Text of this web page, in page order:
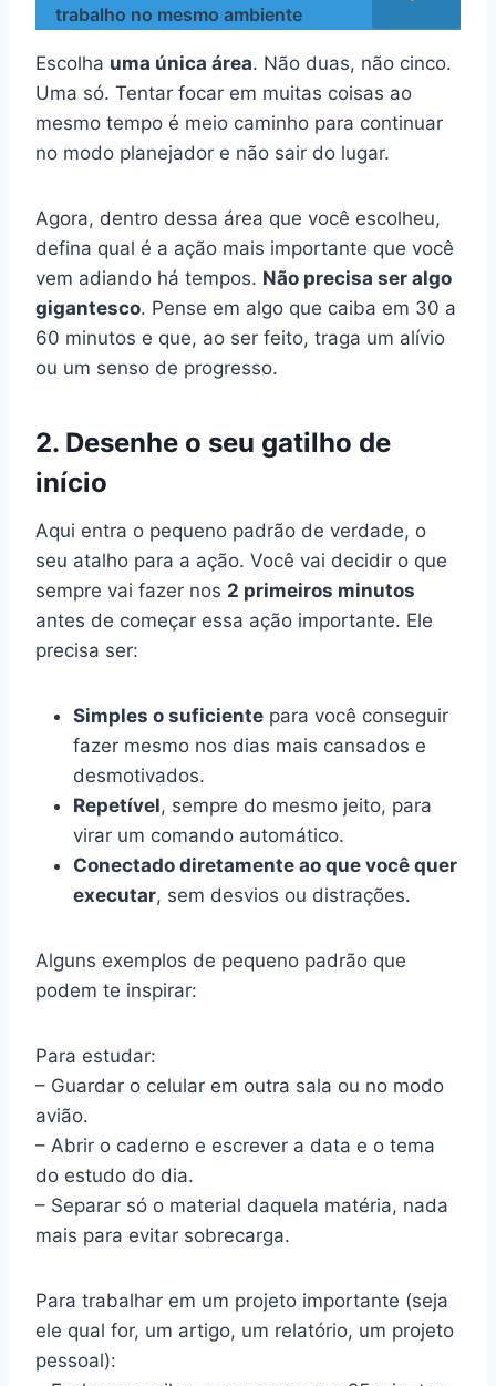
trabalho no mesmo ambiente
Escolha uma única área. Não duas, não cinco.
Uma só. Tentar focar em muitas coisas ao
mesmo tempo é meio caminho para continuar
no modo planejador e não sair do lugar.
Agora, dentro dessa área que você escolheu,
defina qual é a ação mais importante que você
vem adiando há tempos. Não precisa ser algo
gigantesco. Pense em algo que caiba em 30 a
60 minutos e que, ao ser feito, traga um alívio
ou um senso de progresso.
2. Desenhe o seu gatilho de
início
Aqui entra o pequeno padrão de verdade, o
seu atalho para a ação. Você vai decidir o que
sempre vai fazer nos 2 primeiros minutos
antes de começar essa ação importante. Ele
precisa ser:
Simples o suficiente para você conseguir
fazer mesmo nos dias mais cansados e
desmotivados.
Repetível, sempre do mesmo jeito, para
virar um comando automático.
Conectado diretamente ao que você quer
executar, sem desvios ou distrações.
Alguns exemplos de pequeno padrão que
podem te inspirar:
Para estudar:
– Guardar o celular em outra sala ou no modo
avião.
– Abrir o caderno e escrever a data e o tema
do estudo do dia.
– Separar só o material daquela matéria, nada
mais para evitar sobrecarga.
Para trabalhar em um projeto importante (seja
ele qual for, um artigo, um relatório, um projeto
pessoal):